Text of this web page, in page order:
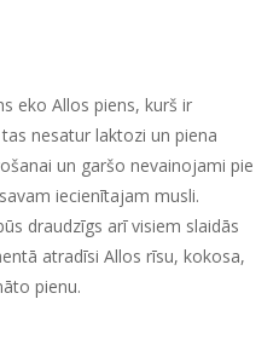
eko Allos piens, kurš ir
nesatur laktozi un piena
un garšo nevainojami pie
iecienītajam musli.
draudzīgs arī visiem slaidās
atradīsi Allos rīsu, kokosa,
pienu.